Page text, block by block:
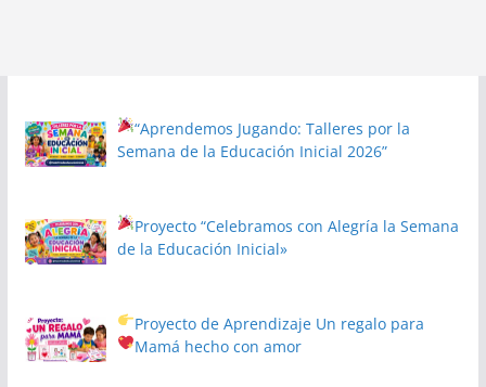
“Aprendemos Jugando: Talleres por la
Semana de la Educación Inicial 2026”
Proyecto“Celebramos con Alegría la Semana
de la Educación Inicial»
Proyecto de Aprendizaje Un regalo para
Mamá hecho con amor